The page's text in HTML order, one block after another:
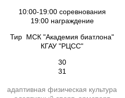
10:00-19:00 соревнования
19:00 награждение
Тир МСК "Академия биатлона"
КГАУ "РЦСС"
30
31
адаптивная физическая культура